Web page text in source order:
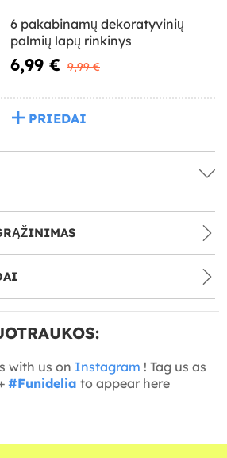
6 pakabinamų dekoratyvinių
palmių lapų rinkinys
6,99 € 9,99 €
PRIEDAI
with us on Instagram ! Tag us as
#Funidelia to appear here